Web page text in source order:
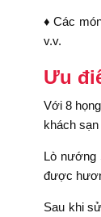
♦ Các
v.v.
Ưu
Với 8
khách
Lò nướng
được
Sau khi